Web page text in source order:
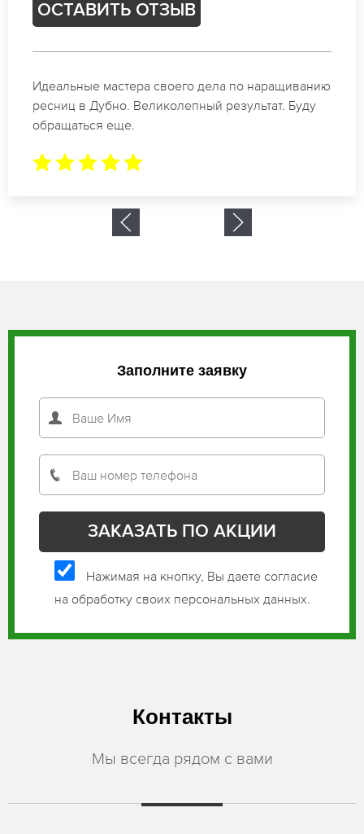
ОСТАВИТЬ ОТЗЫВ
Спасибо огромное. Заказывала наращивание
ресниц в Дубно для мероприятия. За 2 часа все
было готово.
Заполните заявку
Нажимая на кнопку, Вы даете согласие
на обработку своих персональных данных.
Контакты
Мы всегда рядом с вами